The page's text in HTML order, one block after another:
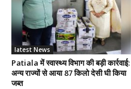
latest News
Patiala में स्वास्थ्य विभाग की बड़ी कार्रवाई:
अन्य राज्यों से आया 87 किलो देसी घी किया
जब्त